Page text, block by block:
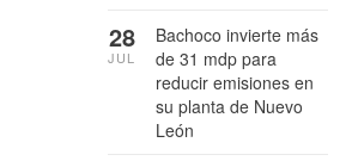
Bachoco invierte más
de 31 mdp para
reducir emisiones en
su planta de Nuevo
León
28
JUL